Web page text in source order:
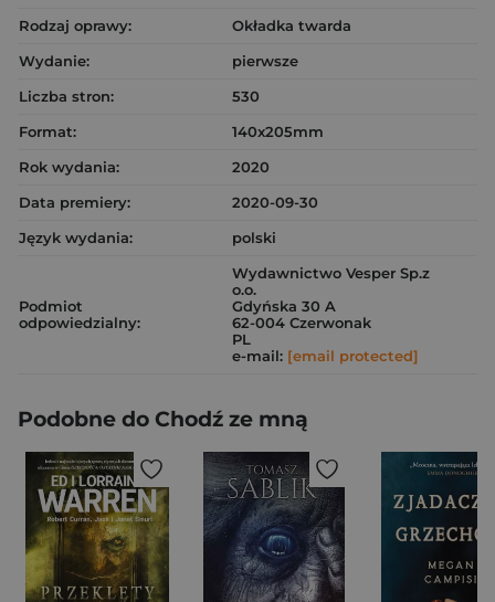
Rodzaj oprawy:
Okładka twarda
Wydanie:
pierwsze
Liczba stron:
530
Format:
140x205mm
Rok wydania:
2020
Data premiery:
2020-09-30
Język wydania:
polski
Podmiot
odpowiedzialny:
Wydawnictwo Vesper Sp.z
o.o.
Gdyńska 30 A
62-004 Czerwonak
PL
e-mail: [email protected]
Podobne do Chodź ze mną